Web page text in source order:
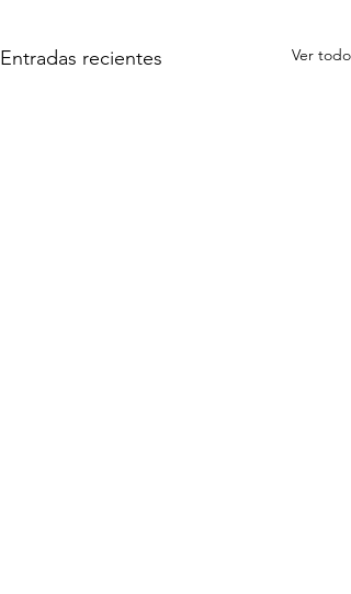
Entradas recientes Ver todo